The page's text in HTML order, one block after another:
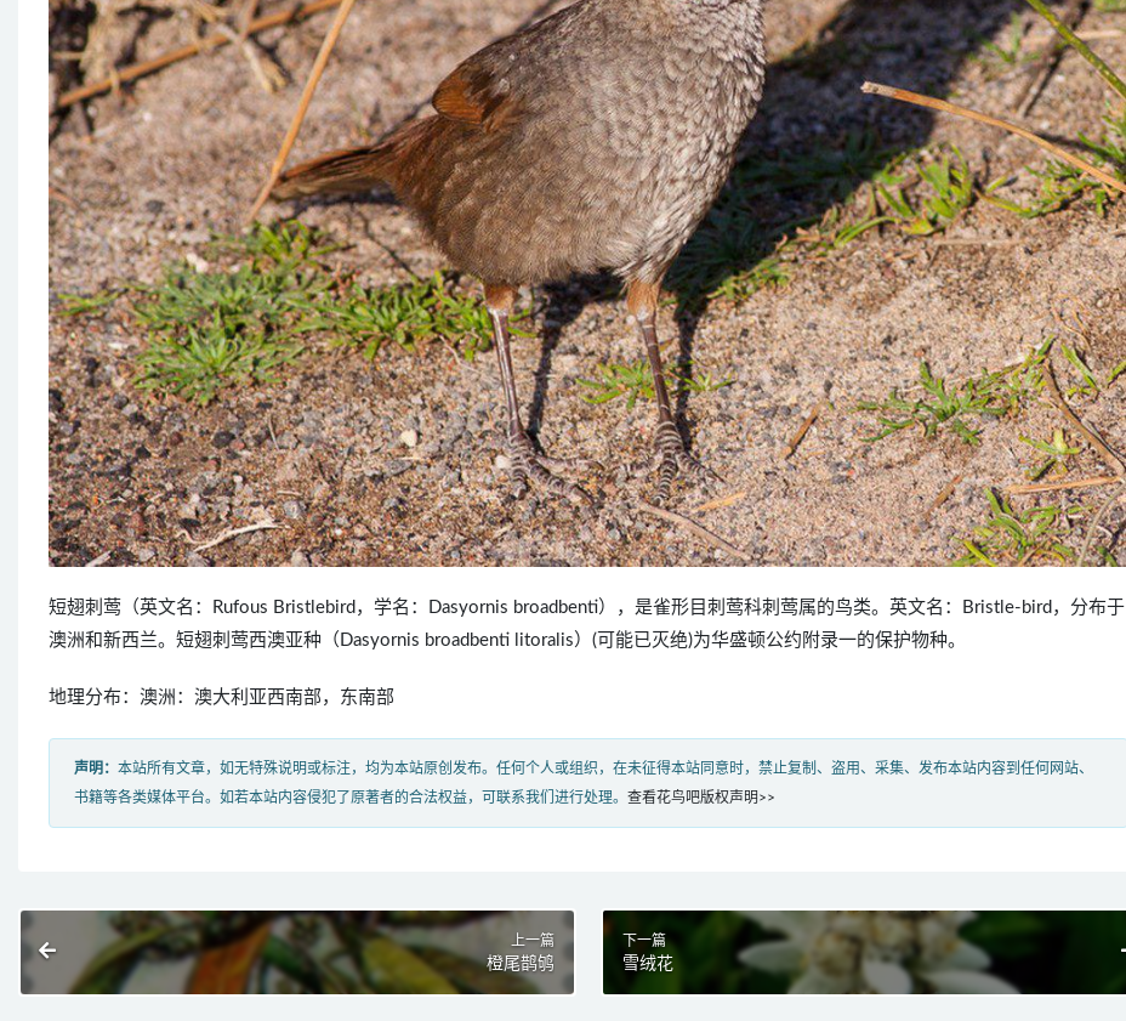
短翅刺莺（英文名：Rufous Bristlebird，学名：Dasyornis broadbenti），是雀形目刺莺科刺莺属的鸟类。英文名：Bristle-bird，分布于
澳洲和新西兰。短翅刺莺西澳亚种（Dasyornis broadbenti litoralis）(可能已灭绝)为华盛顿公约附录一的保护物种。
地理分布：澳洲：澳大利亚西南部，东南部
声明： 本站所有文章，如无特殊说明或标注，均为本站原创发布。任何个人或组织，在未征得本站同意时，禁止复制、盗用、采集、发布本站内容到任何网站、
书籍等各类媒体平台。如若本站内容侵犯了原著者的合法权益，可联系我们进行处理。 查看花鸟吧版权声明>>
上一篇
橙尾鹊鸲
下一篇
雪绒花